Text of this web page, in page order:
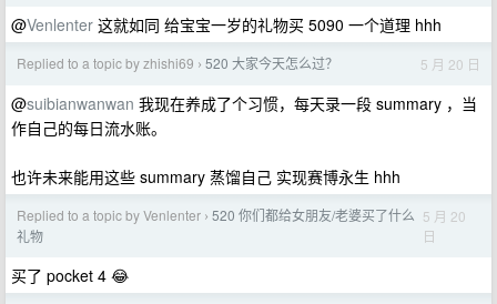
@Venlenter 这就如同 给宝宝一岁的礼物买 5090 一个道理 hhh
Replied to a topic by zhishi69 › 520 大家今天怎么过？ 5 月 20 日
@suibianwanwan 我现在养成了个习惯，每天录一段 summary ，当
作自己的每日流水账。
也许未来能用这些 summary 蒸馏自己 实现赛博永生 hhh
Replied to a topic by Venlenter › 520 你们都给女朋友/老婆买了什么
礼物
5 月 20
日
买了 pocket 4 😂